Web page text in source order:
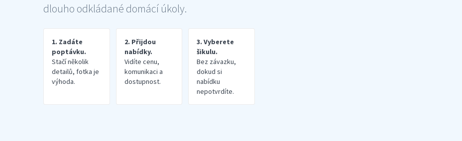
dlouho odkládané domácí úkoly.
1. Zadáte
poptávku.
Stačí několik
detailů, fotka je
výhoda.
2. Přijdou
nabídky.
Vidíte cenu,
komunikaci a
dostupnost.
3. Vyberete
šikulu.
Bez závazku,
dokud si
nabídku
nepotvrdíte.